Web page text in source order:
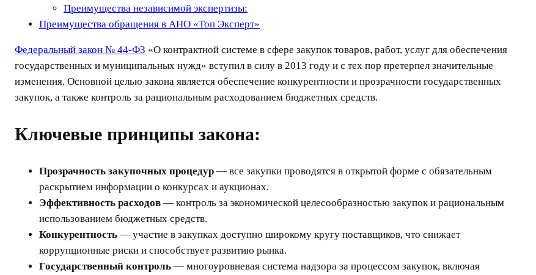
Преимущества независимой экспертизы:
Преимущества обращения в АНО «Топ Эксперт»
Федеральный закон № 44-ФЗ «О контрактной системе в сфере закупок товаров, работ, услуг для обеспечения
государственных и муниципальных нужд» вступил в силу в 2013 году и с тех пор претерпел значительные
изменения. Основной целью закона является обеспечение конкурентности и прозрачности государственных
закупок, а также контроль за рациональным расходованием бюджетных средств.
Ключевые принципы закона:
Прозрачность закупочных процедур — все закупки проводятся в открытой форме с обязательным
раскрытием информации о конкурсах и аукционах.
Эффективность расходов — контроль за экономической целесообразностью закупок и рациональным
использованием бюджетных средств.
Конкурентность — участие в закупках доступно широкому кругу поставщиков, что снижает
коррупционные риски и способствует развитию рынка.
Государственный контроль — многоуровневая система надзора за процессом закупок, включая